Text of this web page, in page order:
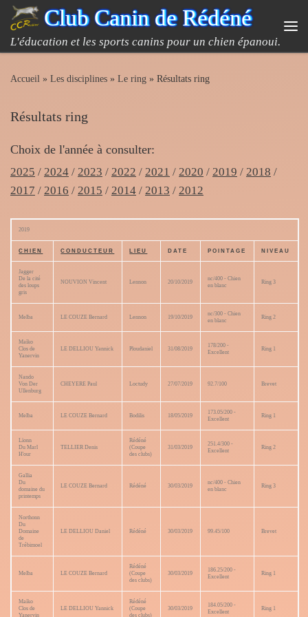
Passer au contenu
Club Canin de Rédéné
L'éducation et les sports canins pour un chien épanoui.
Accueil » Les disciplines » Le ring » Résultats ring
Résultats ring
Choix de l'année à consulter:
2025 / 2024 / 2023 / 2022 / 2021 / 2020 / 2019 / 2018 /
2017 / 2016 / 2015 / 2014 / 2013 / 2012
2019
CHIEN CONDUCTEUR LIEU DATE POINTAGE NIVEAU
Jagger
De la cité
des loups
gris
NOUVION Vincent Lennon 20/10/2019
nc/400 - Chien
en blanc
Ring 3
Melba LE COUZE Bernard Lennon 19/10/2019
nc/300 - Chien
en blanc
Ring 2
Maïko
Clos de
Yanervin
LE DELLIOU Yannick Ploudaniel 31/08/2019
178/200 -
Excellent
Ring 1
Nando
Von Der
Ullenburg
CHEYERE Paul Loctudy 27/07/2019 92.7/100 Brevet
Melba LE COUZE Bernard Bodilis 18/05/2019
173.05/200 -
Excellent
Ring 1
Lïonn
Du Marl
H'our
TELLIER Denis
Rédéné
(Coupe
des clubs)
31/03/2019
251.4/300 -
Excellent
Ring 2
Gallia
Du
domaine du
printemps
LE COUZE Bernard Rédéné 30/03/2019
nc/400 - Chien
en blanc
Ring 3
Northonn
Du
Domaine
de
Trébimoel
LE DELLIOU Daniel Rédéné 30/03/2019 99.45/100 Brevet
Melba LE COUZE Bernard
Rédéné
(Coupe
des clubs)
30/03/2019
186.25/200 -
Excellent
Ring 1
Maïko
Clos de
Yanervin
LE DELLIOU Yannick
Rédéné
(Coupe
des clubs)
30/03/2019
184.05/200 -
Excellent
Ring 1